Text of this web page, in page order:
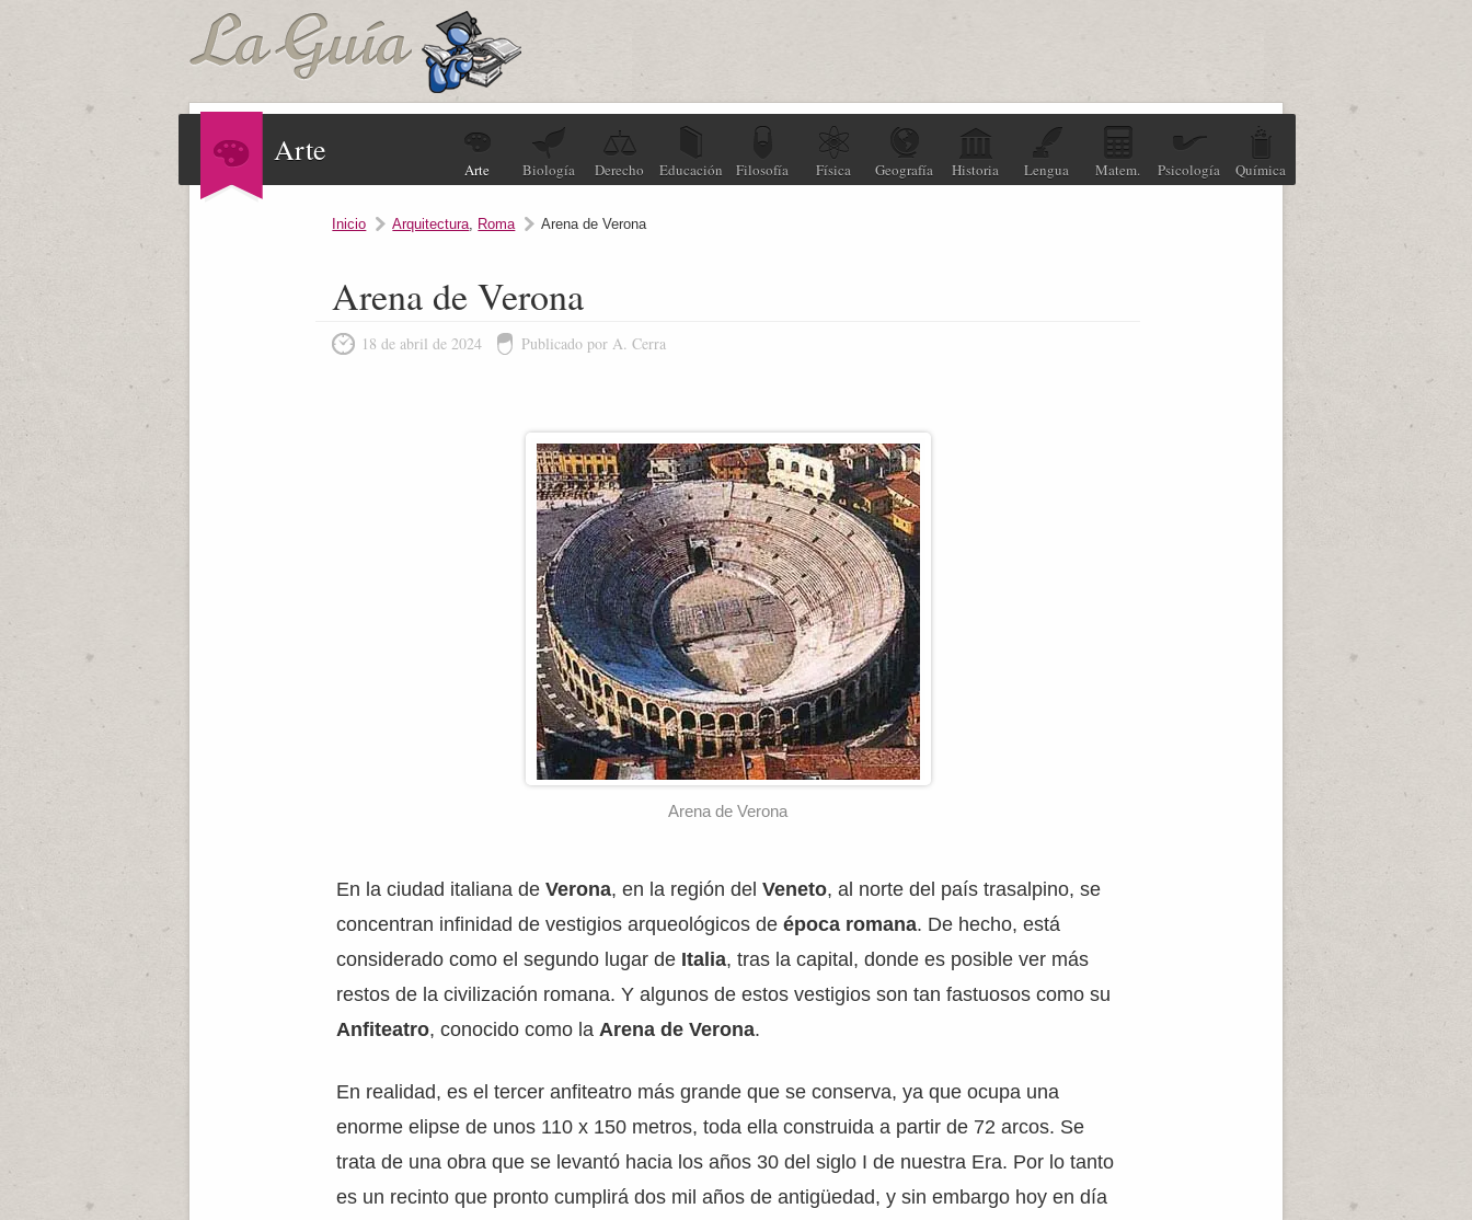
Arte
Arte Biología Derecho Educación Filosofía Física Geografía Historia Lengua Matem. Psicología Química
Inicio Arquitectura, Roma Arena de Verona
Arena de Verona
18 de abril de 2024 Publicado por A. Cerra
Arena de Verona
En la ciudad italiana deVerona, en la región delVeneto, al norte del país trasalpino, se
concentran infinidad de vestigios arqueológicos deépoca romana. De hecho, está
considerado como el segundo lugar de Italia, tras la capital, donde es posible ver más
restos de la civilización romana. Y algunos de estos vestigios son tan fastuosos como su
Anfiteatro, conocido como laArena de Verona.
En realidad, es el tercer anfiteatro más grande que se conserva, ya que ocupa una
enorme elipse de unos 110 x 150 metros, toda ella construida a partir de 72 arcos. Se
trata de una obra que se levantó hacia los años 30 del siglo I de nuestra Era. Por lo tanto
es un recinto que pronto cumplirá dos mil años de antigüedad, y sin embargo hoy en día